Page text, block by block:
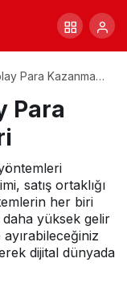
Para Kazanma
Para
satış ortaklığı
her biri
yüksek gelir
dijital dünyada